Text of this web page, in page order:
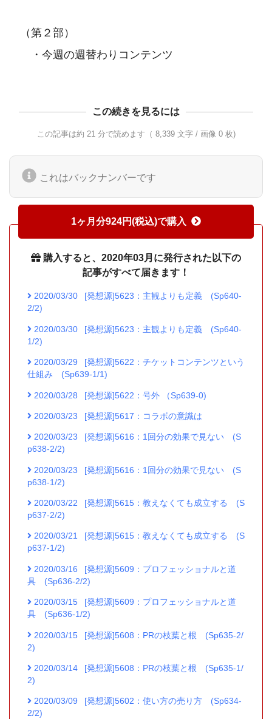
（第２部）
この続きを見るには
この記事は約 21 分で読めます（ 8,339 文字 / 画像 0 枚)
これはバックナンバーです
1ヶ月分924円(税込)で購入
購入すると、2020年03月に発行された以下の
記事がすべて届きます！
2020/03/30
[発想源]5623：主観よりも定義 (Sp640-
2/2)
2020/03/30
[発想源]5623：主観よりも定義 (Sp640-
1/2)
2020/03/29
[発想源]5622：チケットコンテンツという
仕組み (Sp639-1/1)
2020/03/28 [発想源]5622：号外 （Sp639-0)
2020/03/23 [発想源]5617：コラボの意識は
2020/03/23
[発想源]5616：1回分の効果で見ない (S
p638-2/2)
2020/03/23
[発想源]5616：1回分の効果で見ない (S
p638-1/2)
2020/03/22
[発想源]5615：教えなくても成立する (S
p637-2/2)
2020/03/21
[発想源]5615：教えなくても成立する (S
p637-1/2)
2020/03/16
[発想源]5609：プロフェッショナルと道
具 (Sp636-2/2)
2020/03/15
[発想源]5609：プロフェッショナルと道
具 (Sp636-1/2)
2020/03/15
[発想源]5608：PRの枝葉と根 (Sp635-2/
2)
2020/03/14
[発想源]5608：PRの枝葉と根 (Sp635-1/
2)
2020/03/09
[発想源]5602：使い方の売り方 (Sp634-
2/2)